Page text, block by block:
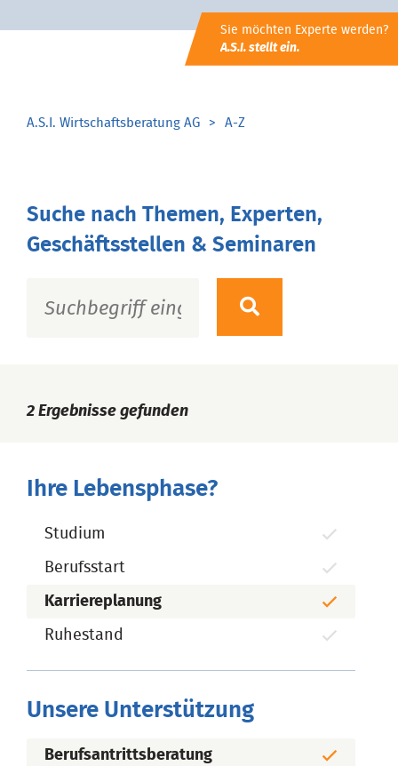
Sie möchten Experte werden?
A.S.I. stellt ein.
A.S.I. Wirtschaftsberatung AG A-Z
Suche nach Themen, Experten,
Geschäftsstellen & Seminaren
2 Ergebnisse gefunden
Ihre Lebensphase?
Studium
Berufsstart
Karriereplanung
Ruhestand
Unsere Unterstützung
Berufsantrittsberatung